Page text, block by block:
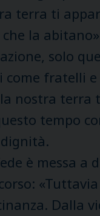
terra ti
la
solo
fratelli
nostra terra
tempo
è messa
Dalla